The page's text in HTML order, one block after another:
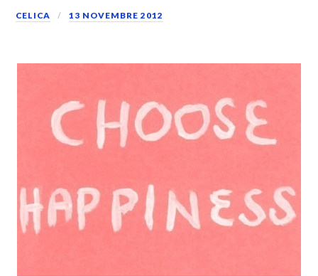
CELICA 13 NOVEMBRE 2012